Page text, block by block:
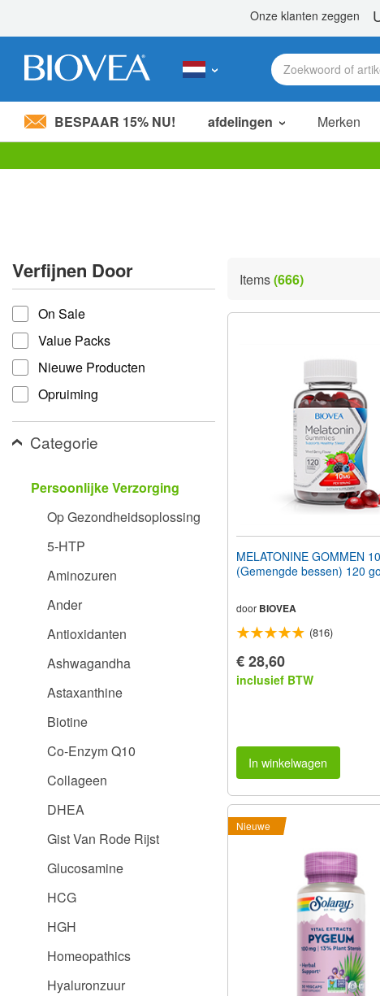
Let
Druk
op
Control-
F11
om
de
website
aan
passen
aan
slechtzienden
die
gebruiken;
BESPAAR 15% NU! afdelingen Merken
Verfijnen Door
verfijnen door
On Sale
Value Packs
Nieuwe Producten
Opruiming
Categorie
Persoonlijke Verzorging
Op Gezondheidsoplossing
5-HTP
Aminozuren
Ander
Antioxidanten
Ashwagandha
Astaxanthine
Biotine
Co-Enzym Q10
Collageen
DHEA
Gist Van Rode Rijst
Glucosamine
HCG
HGH
Homeopathics
Hyaluronzuur
Items(666)
MELATONINE GOMMEN
(Gemengde bessen) 120
door BIOVEA
(816)
€ 28,60
inclusief BTW
In winkelwagen
Nieuwe